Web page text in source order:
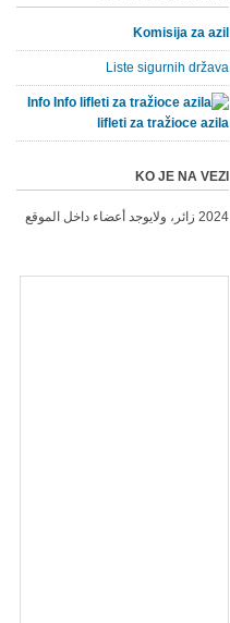
Komisija za azil
Liste sigurnih država
Info
lifleti za tražioce azila
KO JE NA VEZI
2024 زائر، ولايوجد أعضاء داخل الموقع